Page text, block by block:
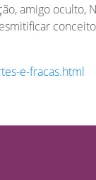
amigo oculto,
e-fracas.html